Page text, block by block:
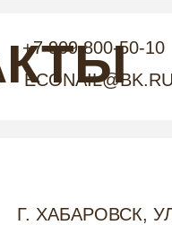
+7 909 800-50-10
ECONAIL@BK.RU
Г. ХАБАРОВСК,